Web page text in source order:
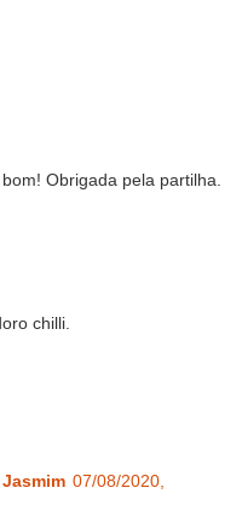
Obrigada pela partilha.
chilli.
07/08/2020,